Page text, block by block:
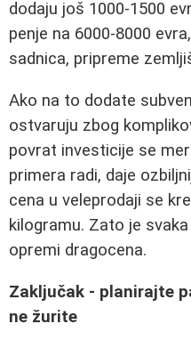
dodaju još 1000-1500
penje na 6000-8000
sadnica, pripreme
Ako na to dodate
ostvaruju zbog
povrat investicije se
primera radi, daje
cena u veleprodaji se
kilogramu. Zato je
opremi dragocena.
Zaključak - planirajte
ne žurite